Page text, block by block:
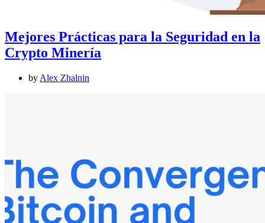
Mejores Prácticas para la Seguridad en la
Crypto Minería
by Alex Zhalnin